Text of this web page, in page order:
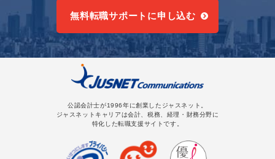
無料転職サポートに申し込む
公認会計士が1996年に創業したジャスネット。
ジャスネットキャリアは会計、税務、経理・財務分野に
特化した転職支援サイトです。